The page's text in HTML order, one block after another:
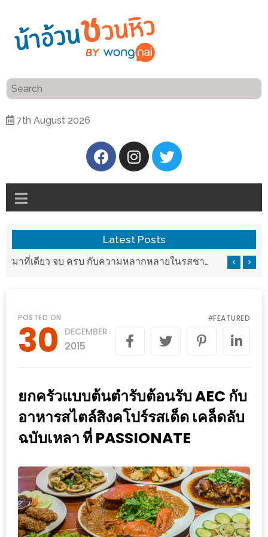
7th August 2026
แนะนำ
อ้วน
ความ
เป็น
ศิริ
ปัน
นาฯ
เชียงใหม่
เล่น
กัน
ฐานะ
อะไร
…
เดียว
ที่
ครบ
ครั้ง
Latest Posts
มาที่เดียว จบ ครบ กับความหลากหลายในรสชาติที่นำมาจากทั่วเมืองจีนที่ HAN The Chinese Cuisine
POSTED ON
30 DECEMBER
2015
#FEATURED
ยกครัวแบบต้นตำรับต้อนรับ AEC กับ
อาหารสไตล์สิงคโปร์รสเด็ด เคล็ดลับ
ฉบับเหลา ที่ PASSIONATE